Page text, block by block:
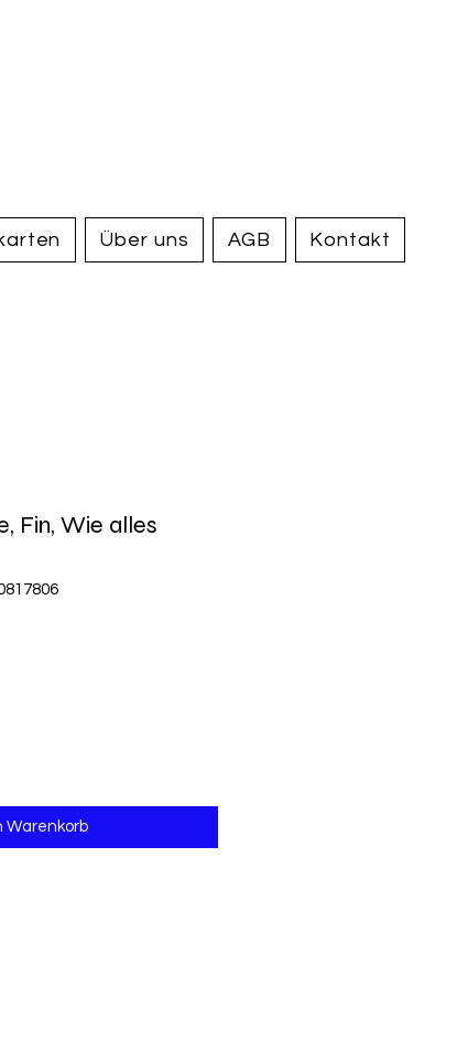
Über uns AGB Kontakt
Fin, Wie alles
Warenkorb